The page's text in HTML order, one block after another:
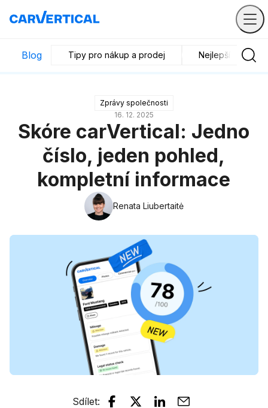
Blog Tipy pro nákup a prodej Nejlepší vozidla
Zprávy společnosti
16. 12. 2025
Skóre carVertical: Jedno
číslo, jeden pohled,
kompletní informace
Renata Liubertaitė
Sdílet: